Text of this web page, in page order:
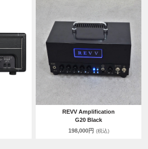
REVV Amplification
G20 Black
198,000円 (税込)